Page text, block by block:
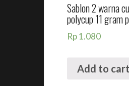
Sablon 2 warna
polycup 11 gram
Rp1.080
Add to cart